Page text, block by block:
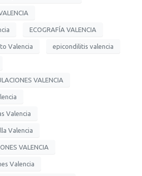
ECOGRAFÍA VALENCIA
Valencia epicondilitis valencia
VALENCIA
Valencia
Valencia
VALENCIA
Valencia